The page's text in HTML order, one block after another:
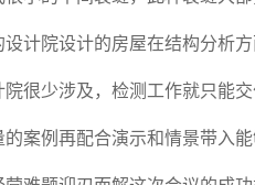
计院设计的房屋在结构分析
很少涉及，检测工作就只能
例再配合演示和情景带入能